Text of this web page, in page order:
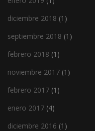
diciembre 2018 (1)
septiembre 2018 (1)
febrero 2018 (1)
noviembre 2017 (1)
febrero 2017 (1)
enero 2017 (4)
diciembre 2016 (1)